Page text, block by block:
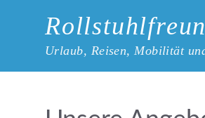
Urlaub, Reisen, Mobilität